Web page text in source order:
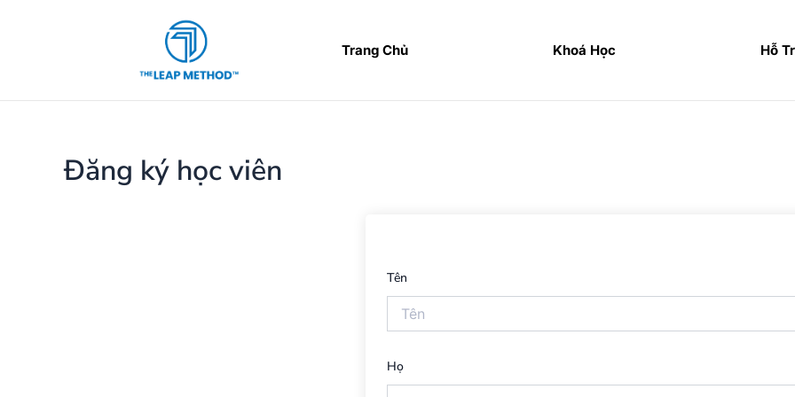
dung
Trang Chủ Khoá Học Hỗ
Đăng ký học viên
Tên
Họ